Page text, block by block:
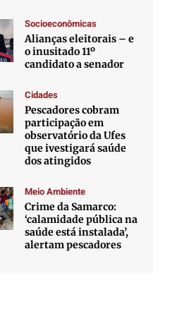
Socioeconômicas
Alianças eleitorais – e
o inusitado 11º
candidato a senador
Cidades
Pescadores cobram
participação em
observatório da Ufes
que ivestigará saúde
dos atingidos
Meio Ambiente
Crime da Samarco:
‘calamidade pública na
saúde está instalada’,
alertam pescadores